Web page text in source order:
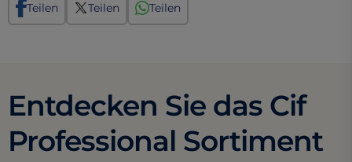
Teilen Teilen Teilen
Entdecken Sie das Cif
Professional Sortiment